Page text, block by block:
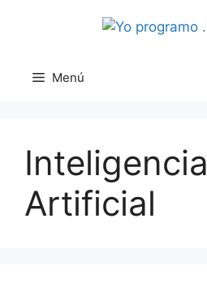
Menú
Inteligencia
Artificial